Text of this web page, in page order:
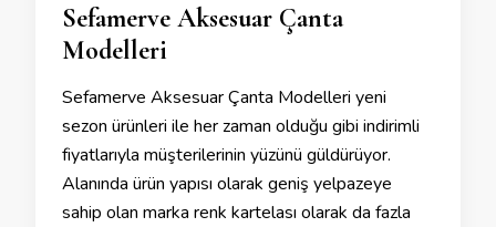
Sefamerve Aksesuar Çanta
Modelleri
Sefamerve Aksesuar Çanta Modelleri yeni
sezon ürünleri ile her zaman olduğu gibi indirimli
fiyatlarıyla müşterilerinin yüzünü güldürüyor.
Alanında ürün yapısı olarak geniş yelpazeye
sahip olan marka renk kartelası olarak da fazla